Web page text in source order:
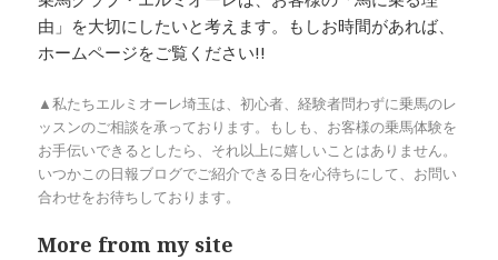
▲私たちエルミオーレ埼玉は、初心者、経験者問わずに乗馬のレ
ッスンのご相談を承っております。もしも、お客様の乗馬体験を
お手伝いできるとしたら、それ以上に嬉しいことはありません。
いつかこの日報ブログでご紹介できる日を心待ちにして、お問い
合わせをお待ちしております。
More from my site